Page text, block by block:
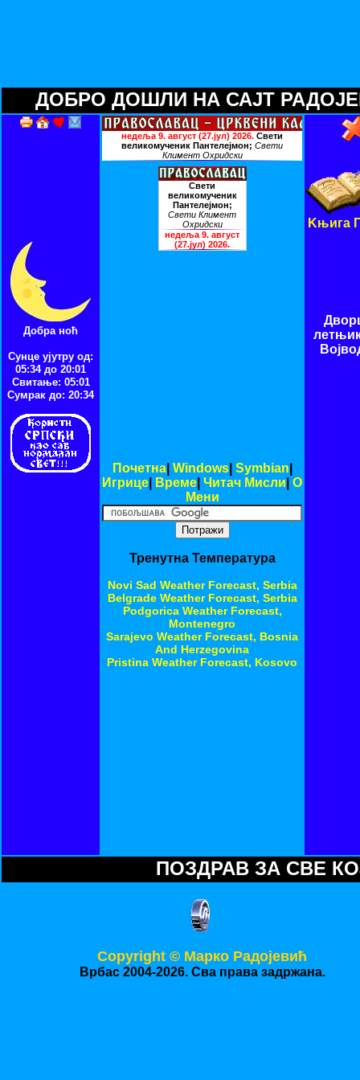
ДОБРО ДОШЛИ НА САЈТ
Добра ноћ
Сунце ујутру од:
05:34 до 20:01
Свитање: 05:01
Сумрак до: 20:34
Почетна| Windows| Symbian
Игрице
Време Читач Мисли O
Мени
Тренутна Температура
Novi Sad Weather Forecast, Serbia
Belgrade Weather Forecast, Serbia
Podgorica Weather Forecast,
Montenegro
Sarajevo Weather Forecast, Bosnia
And Herzegovina
Pristina Weather Forecast, Kosovo
Kњига
ПОЗДРАВ ЗА СВЕ
Copyright © Mарко Радојевић
Врбас 2004-2026. Сва права задржана.